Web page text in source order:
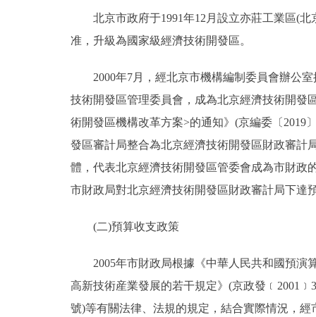
北京市政府于1991年12月設立亦莊工業區(北
准，升級為國家級經濟技術開發區。
2000年7月，經北京市機構編制委員會辦公室
技術開發區管理委員會，成為北京經濟技術開發
術開發區機構改革方案>的通知》(京編委〔2019
發區審計局整合為北京經濟技術開發區財政審計
體，代表北京經濟技術開發區管委會成為市財政
市財政局對北京經濟技術開發區財政審計局下達
(二)預算收支政策
2005年市財政局根據《中華人民共和國預演
高新技術産業發展的若干規定》(京政發
號)等有關法律、法規的規定，結合實際情況，